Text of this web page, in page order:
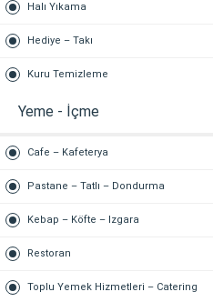
Halı Yıkama
Hediye – Takı
Kuru Temizleme
Yeme - İçme
Cafe – Kafeterya
Pastane – Tatlı – Dondurma
Kebap – Köfte – Izgara
Restoran
Toplu Yemek Hizmetleri – Catering